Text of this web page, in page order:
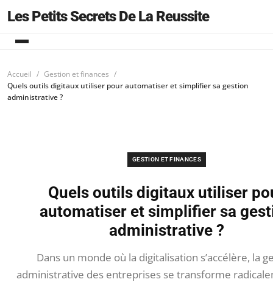
Les Petits Secrets De La Reussite
Accueil
Gestion et finances
Quels outils digitaux utiliser pour automatiser et simplifier sa gestion
administrative ?
GESTION ET FINANCES
Quels outils digitaux utiliser
automatiser et simplifier sa
administrative ?
Dans un monde où la digitalisation s’accélère, la
administrative des entreprises se transforme